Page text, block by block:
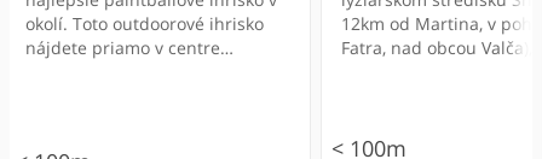
okolí. Toto outdoorové ihrisko
nájdete priamo v centre
12km od Martina, v
Fatra, nad obcou Valča),
lanovku s celkovou
< 100m